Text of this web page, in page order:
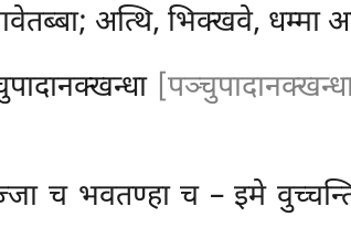
अत्थि, भिक्खवे, धम्मा
च भवतण्हा च – इमे